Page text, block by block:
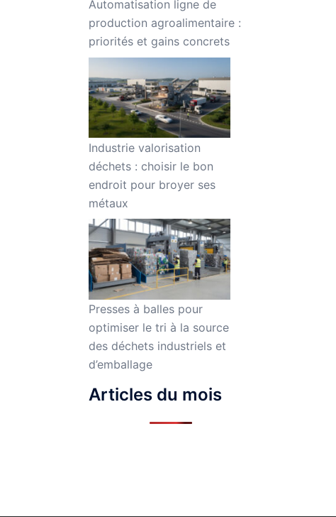
Automatisation ligne de
production agroalimentaire :
priorités et gains concrets
Industrie valorisation
déchets : choisir le bon
endroit pour broyer ses
métaux
Presses à balles pour
optimiser le tri à la source
des déchets industriels et
d’emballage
Articles du mois